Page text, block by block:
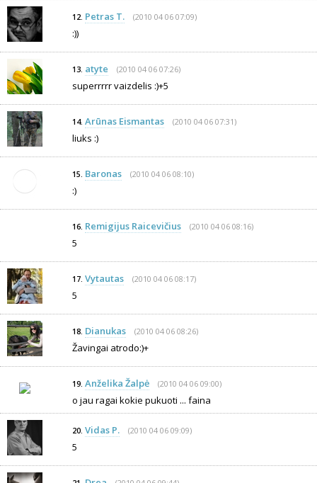
12. Petras T. (2010 04 06 07:09)
:))
13. atyte (2010 04 06 07:26)
superrrrr vaizdelis :)+5
14. Arūnas Eismantas (2010 04 06 07:31)
liuks :)
15. Baronas (2010 04 06 08:10)
:)
16. Remigijus Raicevičius (2010 04 06 08:16)
5
17. Vytautas (2010 04 06 08:17)
5
18. Dianukas (2010 04 06 08:26)
Žavingai atrodo:)+
19. Anželika Žalpė (2010 04 06 09:00)
o jau ragai kokie pukuoti ... faina
20. Vidas P. (2010 04 06 09:09)
5